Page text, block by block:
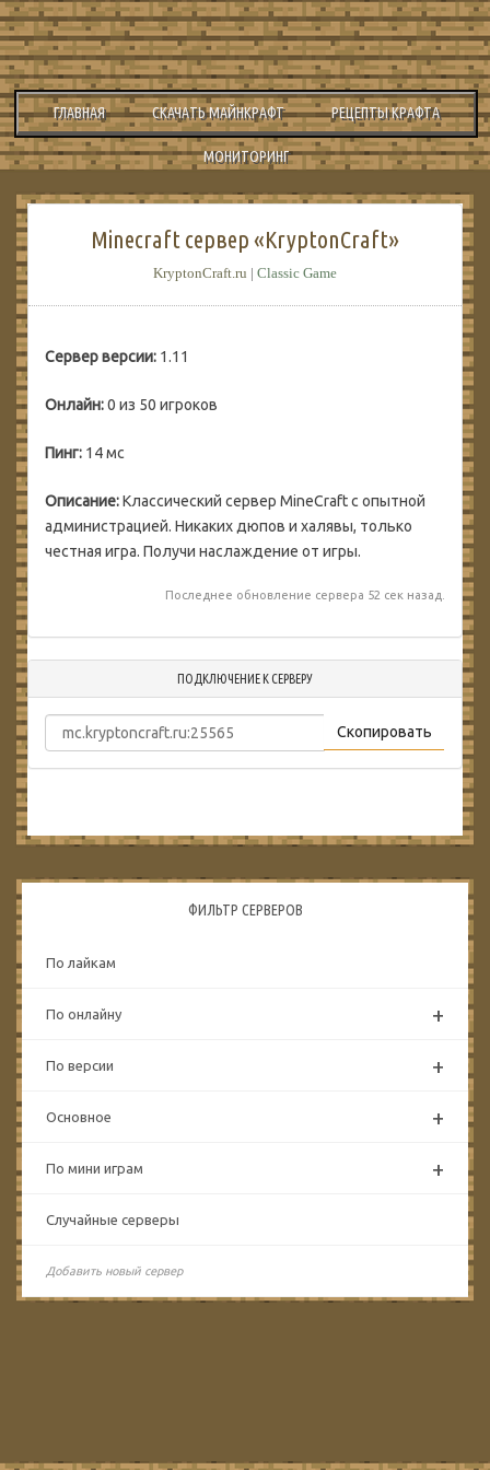
ГЛАВНАЯ СКАЧАТЬ МАЙНКРАФТ РЕЦЕПТЫ КРАФТА
МОНИТОРИНГ
Minecraft сервер «KryptonCraft»
KryptonCraft.ru | Classic Game
Сервер версии: 1.11
Онлайн:0 из 50 игроков
Пинг: 14 мс
Описание:Классический сервер MineCraft с опытной
администрацией. Никаких дюпов и халявы, только
честная игра. Получи наслаждение от игры.
Последнее обновление сервера 52 сек назад.
ПОДКЛЮЧЕНИЕ К СЕРВЕРУ
Скопировать
ФИЛЬТР СЕРВЕРОВ
По лайкам
По онлайну +
По версии +
Основное +
По мини играм +
Случайные серверы
Добавить новый сервер